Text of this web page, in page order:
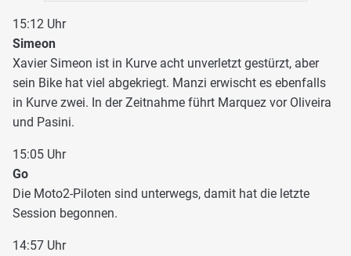
15:12 Uhr
Simeon
Xavier Simeon ist in Kurve acht unverletzt gestürzt, aber
sein Bike hat viel abgekriegt. Manzi erwischt es ebenfalls
in Kurve zwei. In der Zeitnahme führt Marquez vor Oliveira
und Pasini.
15:05 Uhr
Go
Die Moto2-Piloten sind unterwegs, damit hat die letzte
Session begonnen.
14:57 Uhr